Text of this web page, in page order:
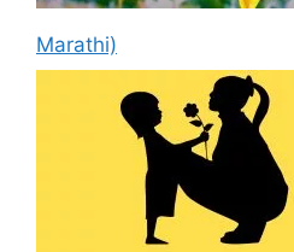
Marathi)